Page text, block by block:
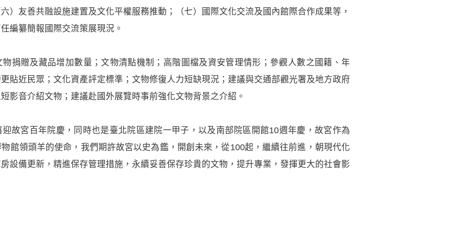
）友善共融設施建置及文化平權服務推動；（七）國際文化交流及國內館際合作成果等，
編纂簡報國際交流策展現況。
捐贈及藏品增加數量；文物清點機制；高階圖檔及資安管理情形；參觀人數之國籍、年
貼近民眾；文化資產評定標準；文物修復人力短缺現況；建議與交通部觀光署及地方政府
影音介紹文物；建議赴國外展覽時事前強化文物背景之介紹。
故宮百年院慶，同時也是臺北院區建院一甲子，以及南部院區開館10週年慶，故宮作為
館領頭羊的使命，我們期許故宮以史為鑑，開創未來，從100起，繼續往前進，朝現代化
設備更新，精進保存管理措施，永續妥善保存珍貴的文物，提升專業，發揮更大的社會影